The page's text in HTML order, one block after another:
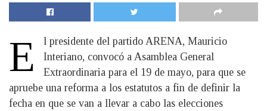
E
l presidente del partido ARENA, Mauricio
Interiano, convocó a Asamblea General
Extraordinaria para el 19 de mayo, para que se
apruebe una reforma a los estatutos a fin de definir la
fecha en que se van a llevar a cabo las elecciones